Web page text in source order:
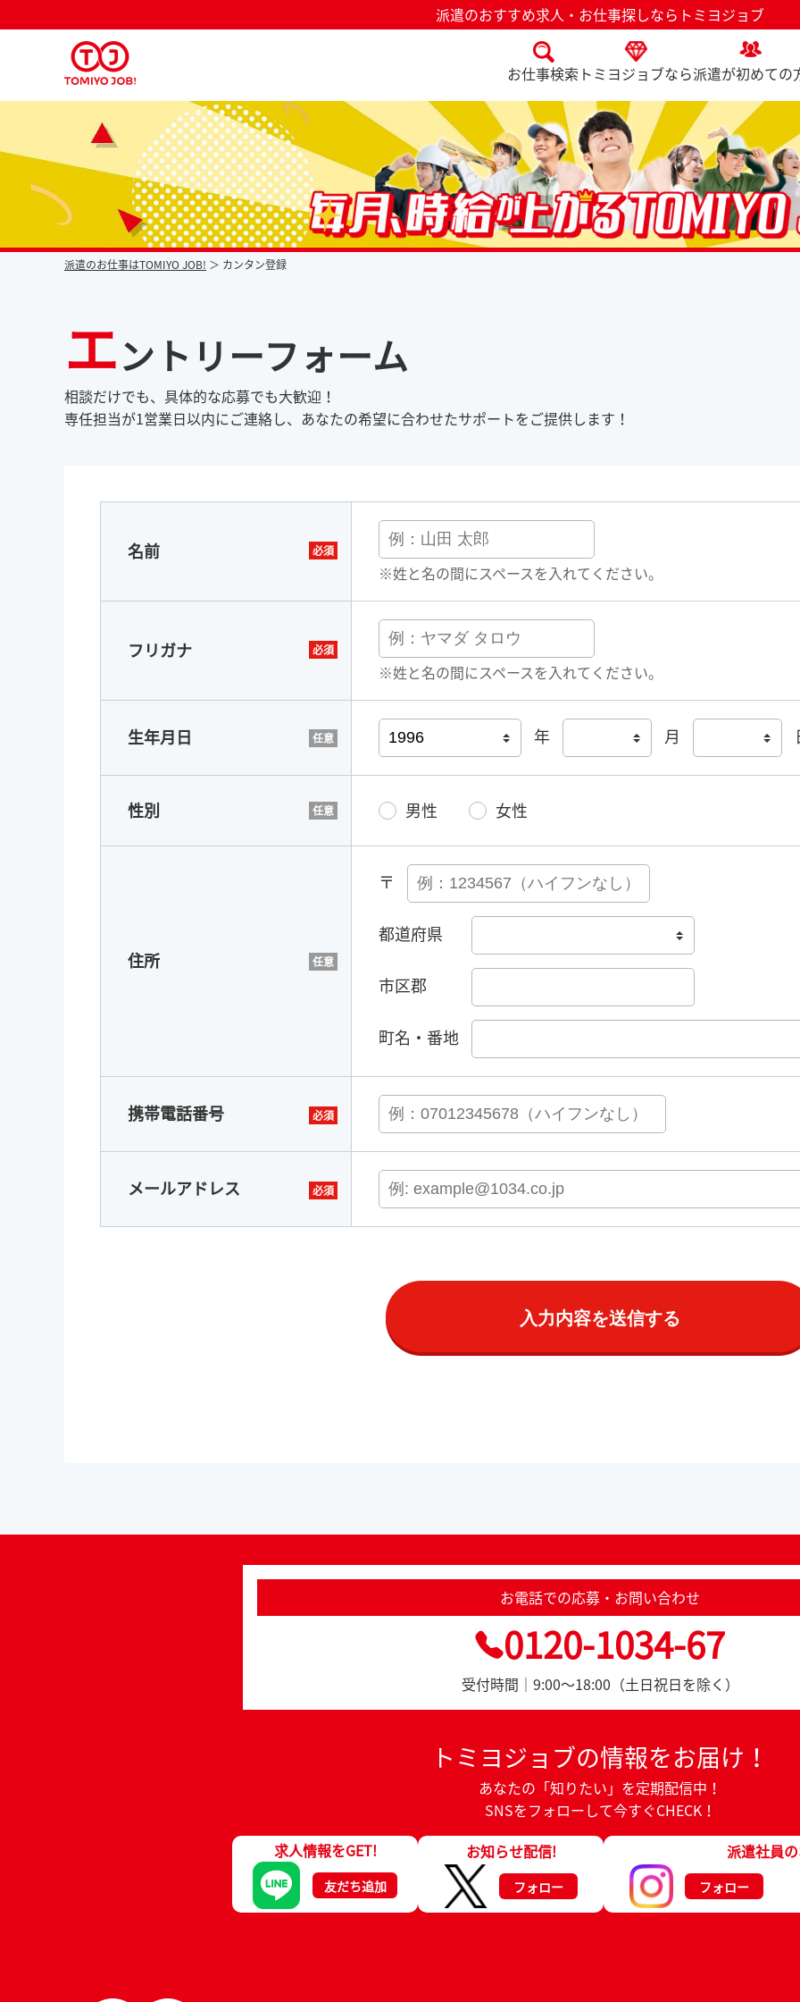
派遣のおすすめ求人・お仕事探しならトミヨジョブ
お仕事検索 トミヨジョブなら派遣が初めての
派遣なら毎月時給が上がるトミヨジョブ
派遣のお仕事はTOMIYO JOB! カンタン登録
エントリーフォーム
相談だけでも、具体的な応募でも大歓迎！
専任担当が1営業日以内にご連絡し、あなたの希望に合わせたサポートをご提供します！
名前
※姓と名の間にスペースを入れてください。
フリガナ
※姓と名の間にスペースを入れてください。
生年月日 年 月
性別 男性 女性
住所
〒
都道府県
市区郡
町名・番地
携帯電話番号
メールアドレス
お電話での応募・お問い合わせ
0120-1034-67
受付時間｜9:00～18:00（土日祝日を除く）
トミヨジョブの情報をお届け！
あなたの「知りたい」を定期配信中！
SNSをフォローして今すぐCHECK！
求人情報をGET!
友だち追加
お知らせ配信!
フォロー
派遣社員
フォロー